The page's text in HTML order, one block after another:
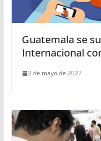
Guatemala se
Internacional
2 de mayo de 2022